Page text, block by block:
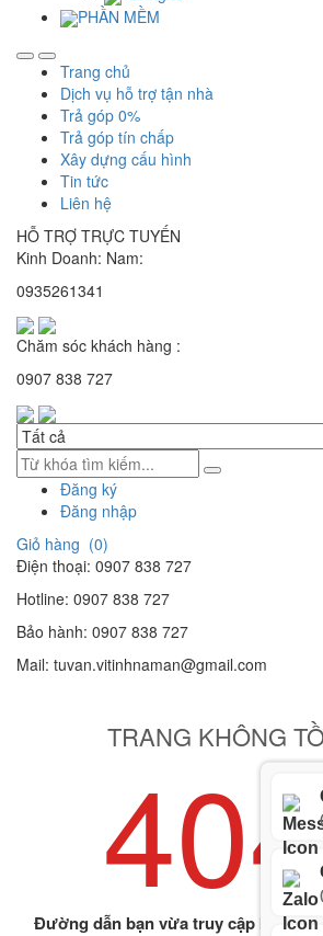
PHẦN MỀM
Trang chủ
Dịch vụ hỗ trợ tận nhà
Trả góp 0%
Trả góp tín chấp
Xây dựng cấu hình
Tin tức
Liên hệ
HỖ TRỢ TRỰC TUYẾN
Kinh Doanh: Nam:
0935261341
Chăm sóc khách hàng :
0907 838 727
Đăng ký
Đăng nhập
Giỏ hàng (0)
Điện thoại: 0907 838 727
Hotline: 0907 838 727
Bảo hành: 0907 838 727
Mail: tuvan.vitinhnaman@gmail.com
TRANG KHÔNG
404
Đường dẫn bạn vừa truy cập không